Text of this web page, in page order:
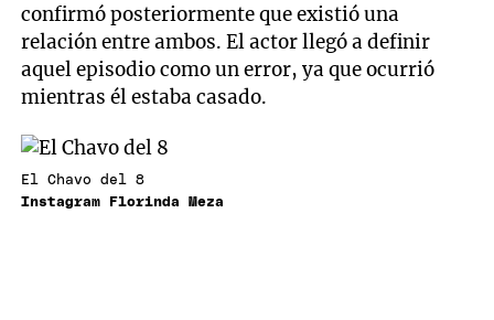
confirmó posteriormente que existió una
relación entre ambos. El actor llegó a definir
aquel episodio como un error, ya que ocurrió
mientras él estaba casado.
El Chavo del 8
Instagram Florinda Meza